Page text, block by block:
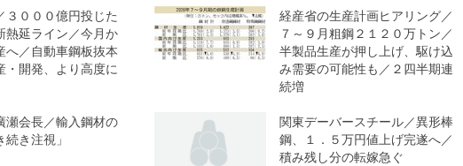
３０００億円投じた
熱延ライン／今月か
へ／自動車鋼板抜本
・開発、より高度に
経産省の生産計画ヒアリング／
７～９月粗鋼２１２０万トン／
半製品生産が押し上げ、駆け込
み需要の可能性も／２四半期連
続増
瀬会長／輸入鋼材の
き注視」
関東デーバースチール／異形棒
鋼、１．５万円値上げ完遂へ／
積み残し分の転嫁急ぐ